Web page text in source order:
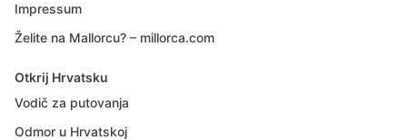
Impressum
Želite na Mallorcu? – millorca.com
Otkrij Hrvatsku
Vodič za putovanja
Odmor u Hrvatskoj